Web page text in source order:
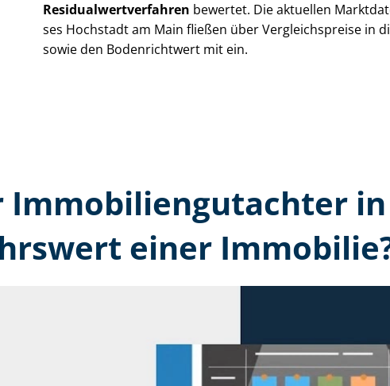
Re­si­du­al­wert­ver­fah­ren bewertet. Die aktuellen
ses Hochstadt am Main fließen über Ver­gleichs­prei­se in
sowie den Bodenrichtwert mit ein.
einer